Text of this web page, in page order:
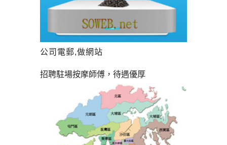
公司電郵,做網站
招聘駐場按摩師傅，待遇優厚